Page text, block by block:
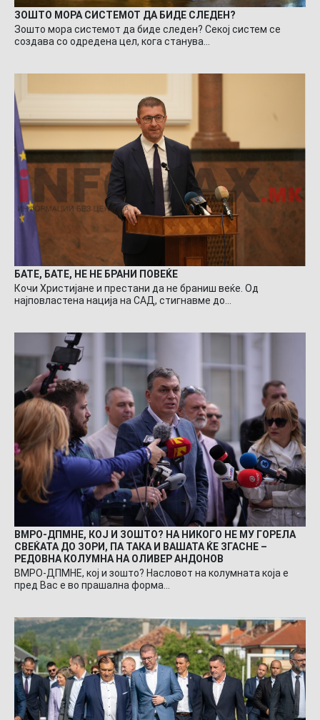
ЗОШТО МОРА СИСТЕМОТ ДА БИДЕ СЛЕДЕН?
Зошто мора системот да биде следен? Секој систем се
создава со одредена цел, кога станува…
БАТЕ, БАТЕ, НЕ НЕ БРАНИ ПОВЕЌЕ
Кочи Христијане и престани да не браниш веќе. Од
најповластена нација на САД, стигнавме до…
ВМРО-ДПМНЕ, КОЈ И ЗОШТО? НА НИКОГО НЕ МУ ГОРЕЛА
СВЕЌАТА ДО ЗОРИ, ПА ТАКА И ВАШАТА ЌЕ ЗГАСНЕ –
РЕДОВНА КОЛУМНА НА ОЛИВЕР АНДОНОВ
ВМРО-ДПМНЕ, кој и зошто? Насловот на колумната која е
пред Вас е во прашална форма…